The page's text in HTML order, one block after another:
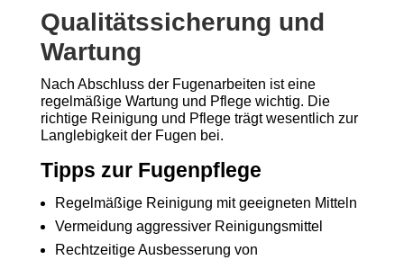
Qualitätssicherung und
Wartung
Nach Abschluss der Fugenarbeiten ist eine
regelmäßige Wartung und Pflege wichtig. Die
richtige Reinigung und Pflege trägt wesentlich zur
Langlebigkeit der Fugen bei.
Tipps zur Fugenpflege
Regelmäßige Reinigung mit geeigneten Mitteln
Vermeidung aggressiver Reinigungsmittel
Rechtzeitige Ausbesserung von